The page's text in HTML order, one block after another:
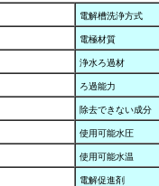
電解槽洗浄方式
電極材質
浄水ろ過材
ろ過能力
除去できない成分
使用可能水圧
使用可能水温
電解促進剤